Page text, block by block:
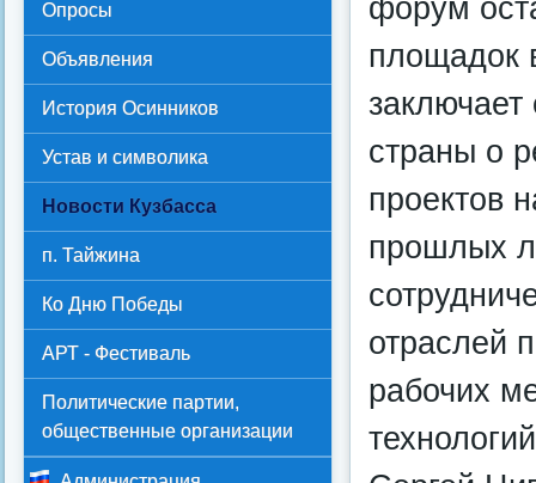
форум
площадок
страны о
проектов
прошлых
отраслей
рабочих
Опросы
Объявления
История Осинников
Устав и символика
Новости Кузбасса
п. Тайжина
Ко Дню Победы
АРТ - Фестиваль
Политические партии,
общественные организации